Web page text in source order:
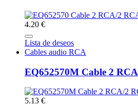
4.20 €
Lista de deseos
Cables audio RCA
EQ652570M Cable 2
5.13 €